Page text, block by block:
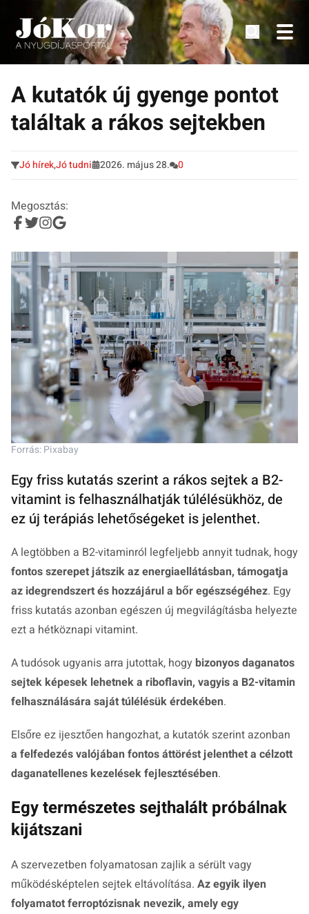
Tovább
tartalomra
Tudnivalók, érdekességek idősek számára.
A kutatók új gyenge pontot
találtak a rákos sejtekben
Jó hírek,Jó tudni 2026. május 28. 0
Megosztás:
Forrás: Pixabay
Egy friss kutatás szerint a rákos sejtek a B2-
vitamint is felhasználhatják túlélésükhöz, de
ez új terápiás lehetőségeket is jelenthet.
A legtöbben a B2-vitaminról legfeljebb annyit tudnak, hogy
fontos szerepet játszik az energiaellátásban, támogatja
az idegrendszert és hozzájárul a bőr egészségéhez. Egy
friss kutatás azonban egészen új megvilágításba helyezte
ezt a hétköznapi vitamint.
A tudósok ugyanis arra jutottak, hogy bizonyos daganatos
sejtek képesek lehetnek a riboflavin, vagyis a B2-vitamin
felhasználására saját túlélésük érdekében.
Elsőre ez ijesztően hangozhat, a kutatók szerint azonban
a felfedezés valójában fontos áttörést jelenthet a célzott
daganatellenes kezelések fejlesztésében.
Egy természetes sejthalált próbálnak
kijátszani
A szervezetben folyamatosan zajlik a sérült vagy
működésképtelen sejtek eltávolítása. Az egyik ilyen
folyamatot ferroptózisnak nevezik, amely egy